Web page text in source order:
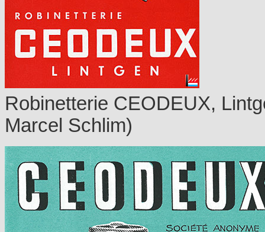
Robinetterie CEODEUX,
Marcel Schlim)